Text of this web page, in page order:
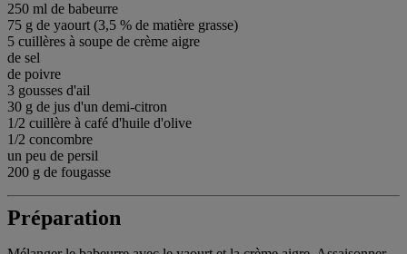
250 ml de babeurre
75 g de yaourt (3,5 % de matière grasse)
5 cuillères à soupe de crème aigre
de sel
de poivre
3 gousses d'ail
30 g de jus d'un demi-citron
1/2 cuillère à café d'huile d'olive
1/2 concombre
un peu de persil
200 g de fougasse
Préparation